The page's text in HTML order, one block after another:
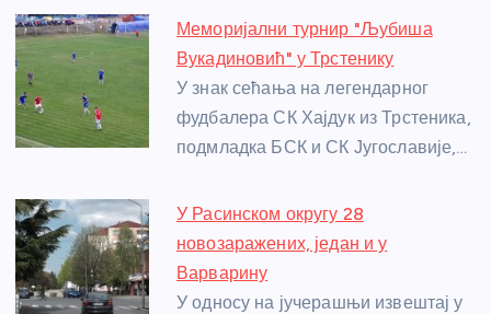
Меморијални турнир "Љубиша
Вукадиновић" у Трстенику
У знак сећања на легендарног
фудбалера СК Хајдук из Трстеника,
подмладка БСК и СК Југославије,…
У Расинском округу 28
новозаражених, један и у
Варварину
У односу на јучерашњи извештај у